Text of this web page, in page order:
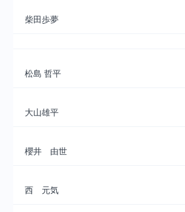
柴田歩夢
松島 哲平
大山雄平
櫻井 由世
西 元気